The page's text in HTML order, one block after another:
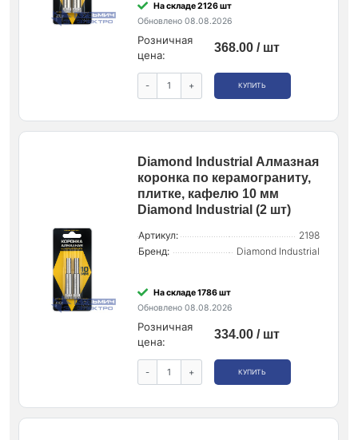
На складе 2126 шт
Обновлено 08.08.2026
Розничная
цена:
368.00 / шт
- + КУПИТЬ
Diamond Industrial Алмазная
коронка по керамограниту,
плитке, кафелю 10 мм
Diamond Industrial (2 шт)
Артикул:
2198
Бренд:
Diamond Industrial
На складе 1786 шт
Обновлено 08.08.2026
Розничная
цена:
334.00 / шт
- + КУПИТЬ